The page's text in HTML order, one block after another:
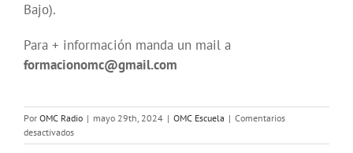
Bajo).
Para + información manda un mail a
formacionomc@gmail.com
Por OMC Radio | mayo 29th, 2024 | OMC Escuela | Comentarios
desactivadosen
Cursos